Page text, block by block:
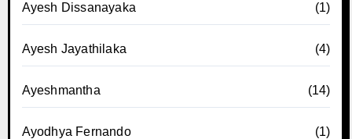
Ayesh Dissanayaka (1)
Ayesh Jayathilaka (4)
Ayeshmantha (14)
Ayodhya Fernando (1)